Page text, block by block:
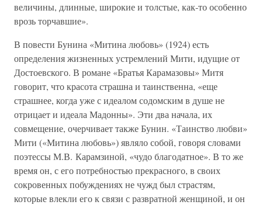
величины, длинные, широкие и толстые, как-то особенно
врозь торчавшие».
В повести Бунина «Митина любовь» (1924) есть
определения жизненных устремлений Мити, идущие от
Достоевского. В романе «Братья Карамазовы» Митя
говорит, что красота страшна и таинственна, «еще
страшнее, когда уже с идеалом содомским в душе не
отрицает и идеала Мадонны». Эти два начала, их
совмещение, очерчивает также Бунин. «Таинство любви»
Мити («Митина любовь») являло собой, говоря словами
поэтессы М.В. Карамзиной, «чудо благодатное». В то же
время он, с его потребностью прекрасного, в своих
сокровенных побуждениях не чужд был страстям,
которые влекли его к связи с развратной женщиной, и он